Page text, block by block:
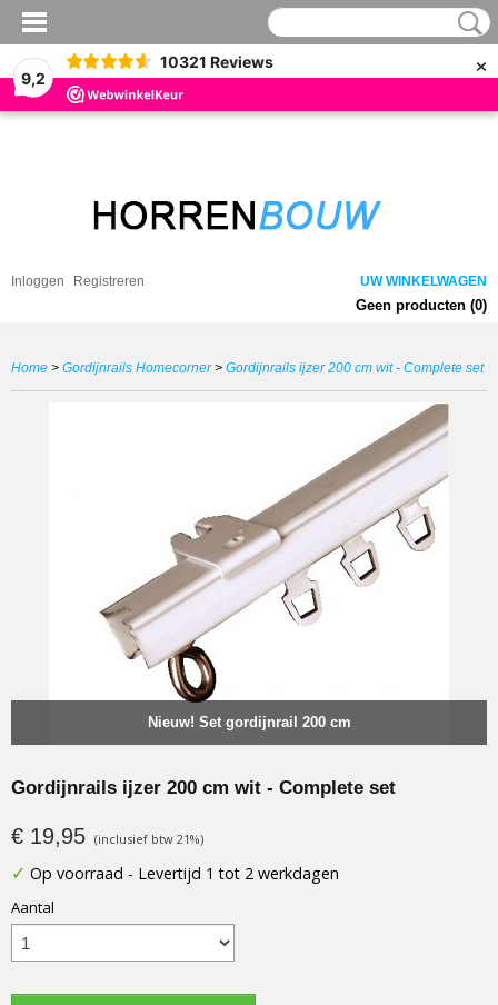
9,2
10321 Reviews ×
Inloggen Registreren UW WINKELWAGEN
Geen producten (0)
Home > Gordijnrails Homecorner> Gordijnrails ijzer 200 cm wit - Complete set
Nieuw! Set gordijnrail 200 cm
Gordijnrails ijzer 200 cm wit - Complete set
€ 19,95 (inclusief btw 21%)
✓ Op voorraad - Levertijd 1 tot 2 werkdagen
Aantal